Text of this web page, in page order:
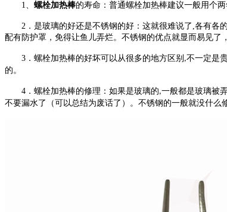
1、 螺栓加热棒的寿命：普通螺栓加热棒建议一般用个
2 ．是玻璃的好还是不锈钢的好 ： 这就很难说了 ,各有各
配有防护罩，免得让鱼儿弄烂。不锈钢的优点就显而易见了
3 ．螺栓加热棒的好坏可以从很多的地方区别 ,不一定是
的。
4 ．螺栓加热棒的修理：如果是玻璃的,一般都是玻璃被
不要漏水了（可以总结为废话了）。不锈钢的一般就没什么